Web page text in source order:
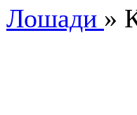
Лошади »